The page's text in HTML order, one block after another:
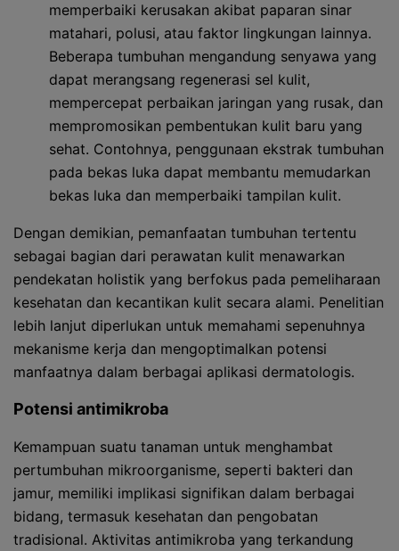
memperbaiki kerusakan akibat paparan sinar
matahari, polusi, atau faktor lingkungan lainnya.
Beberapa tumbuhan mengandung senyawa yang
dapat merangsang regenerasi sel kulit,
mempercepat perbaikan jaringan yang rusak, dan
mempromosikan pembentukan kulit baru yang
sehat. Contohnya, penggunaan ekstrak tumbuhan
pada bekas luka dapat membantu memudarkan
bekas luka dan memperbaiki tampilan kulit.
Dengan demikian, pemanfaatan tumbuhan tertentu
sebagai bagian dari perawatan kulit menawarkan
pendekatan holistik yang berfokus pada pemeliharaan
kesehatan dan kecantikan kulit secara alami. Penelitian
lebih lanjut diperlukan untuk memahami sepenuhnya
mekanisme kerja dan mengoptimalkan potensi
manfaatnya dalam berbagai aplikasi dermatologis.
Potensi antimikroba
Kemampuan suatu tanaman untuk menghambat
pertumbuhan mikroorganisme, seperti bakteri dan
jamur, memiliki implikasi signifikan dalam berbagai
bidang, termasuk kesehatan dan pengobatan
tradisional. Aktivitas antimikroba yang terkandung